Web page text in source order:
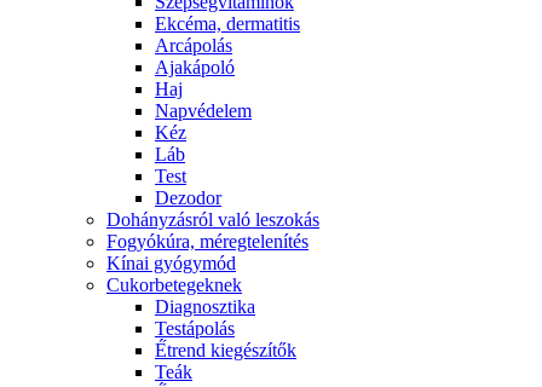
Ekcéma, dermatitis
Arcápolás
Ajakápoló
Haj
Napvédelem
Kéz
Láb
Test
Dezodor
Dohányzásról való leszokás
Fogyókúra, méregtelenítés
Kínai gyógymód
Cukorbetegeknek
Diagnosztika
Testápolás
É́trend kiegészítők
Teák